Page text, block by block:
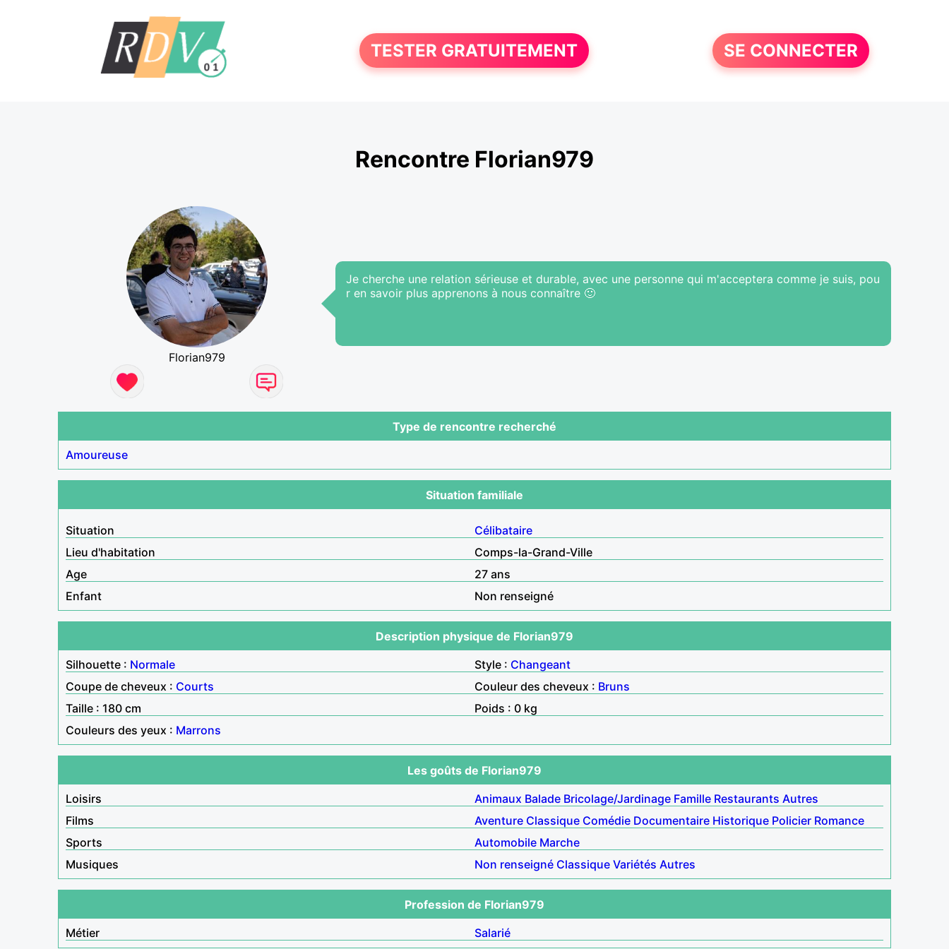
TESTER GRATUITEMENT SE CONNECTER
Rencontre Florian979
Florian979
Je cherche une relation sérieuse et durable, avec une personne qui m'acceptera comme je suis, pou
r en savoir plus apprenons à nous connaître 🙂
Type de rencontre recherché
Amoureuse
Situation familiale
Situation
Célibataire
Lieu d'habitation
Comps-la-Grand-Ville
Age
27 ans
Enfant
Non renseigné
Description physique de Florian979
Silhouette : Normale Style : Changeant
Coupe de cheveux : Courts Couleur des cheveux : Bruns
Taille : 180 cm
Poids : 0 kg
Couleurs des yeux : Marrons
Les goûts de Florian979
Loisirs
Animaux Balade Bricolage/Jardinage Famille Restaurants Autres
Films
Aventure Classique Comédie Documentaire Historique Policier Romance
Sports
Automobile Marche
Musiques
Non renseigné Classique Variétés Autres
Profession de Florian979
Métier
Salarié